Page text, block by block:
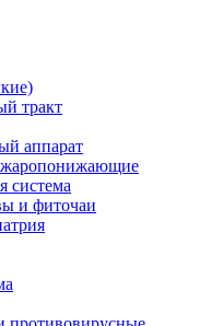
тракт
аппарат
система
и фиточаи